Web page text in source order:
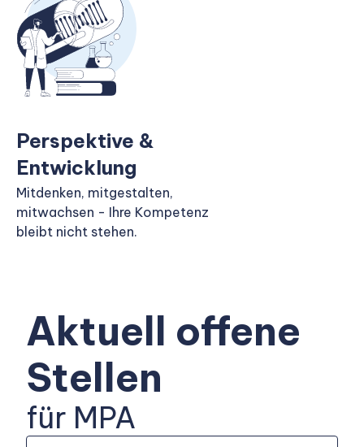
Perspektive &
Entwicklung
Mitdenken, mitgestalten,
mitwachsen - Ihre Kompetenz
bleibt nicht stehen.
Aktuell offene
Stellen
für MPA